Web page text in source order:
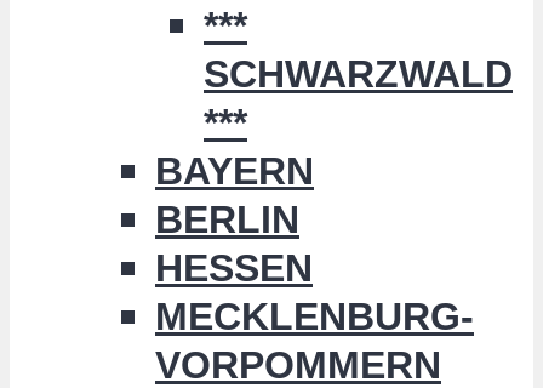
***
SCHWARZWALD
***
BAYERN
BERLIN
HESSEN
MECKLENBURG-
VORPOMMERN